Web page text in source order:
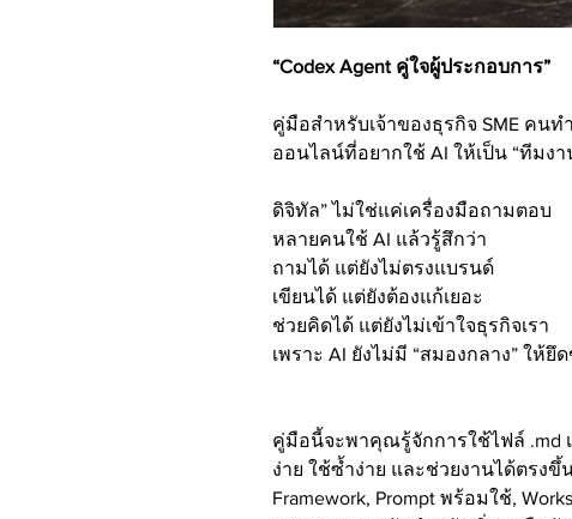
“Codex Agent คู่ใจผู้ประกอบการ”
คู่มือสำหรับเจ้าของธุรกิจ SME คน
ออนไลน์ที่อยากใช้ AI ให้เป็น “ทีมงา
ดิจิทัล” ไม่ใช่แค่เครื่องมือถามตอบ
หลายคนใช้ AI แล้วรู้สึกว่า
ถามได้ แต่ยังไม่ตรงแบรนด์
เขียนได้ แต่ยังต้องแก้เยอะ
ช่วยคิดได้ แต่ยังไม่เข้าใจธุรกิจเรา
เพราะ AI ยังไม่มี “สมองกลาง” ให้
คู่มือนี้จะพาคุณรู้จักการใช้ไฟล์ .md
ง่าย ใช้ซ้ำง่าย และช่วยงานได้ตรงขึ้
Framework, Prompt พร้อมใช้,